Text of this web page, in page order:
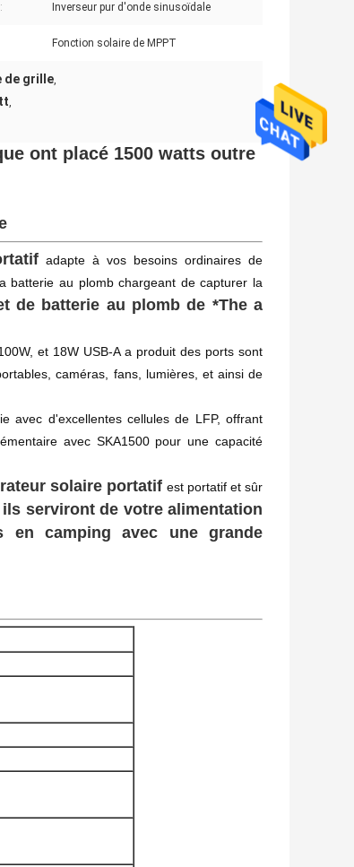
Inverseur pur d'onde sinusoïdale
Fonction solaire de MPPT
de grille,
,
ont placé 1500 watts outre
adapte à vos besoins ordinaires de
batterie au plomb chargeant de capturer la
de batterie au plomb de *The a
et 18W USB-A a produit des ports sont
caméras, fans, lumières, et ainsi de
avec d'excellentes cellules de LFP, offrant
avec SKA1500 pour une capacité
solaire portatif est portatif et sûr
serviront de votre alimentation
en camping avec une grande